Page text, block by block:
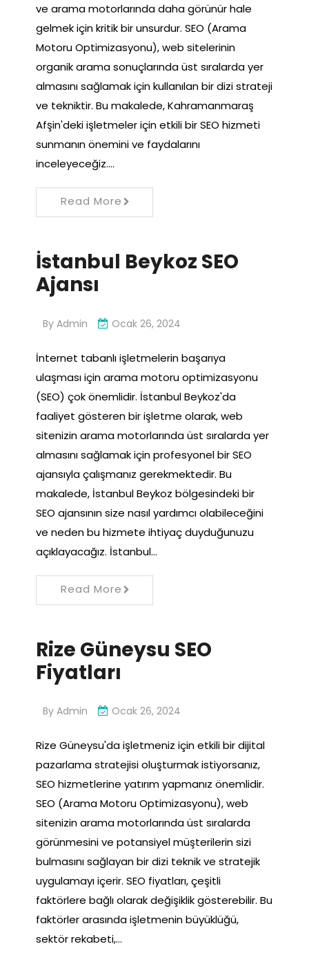
ve arama motorlarında daha görünür hale
gelmek için kritik bir unsurdur. SEO (Arama
Motoru Optimizasyonu), web sitelerinin
organik arama sonuçlarında üst sıralarda yer
almasını sağlamak için kullanılan bir dizi strateji
ve tekniktir. Bu makalede, Kahramanmaraş
Afşin'deki işletmeler için etkili bir SEO hizmeti
sunmanın önemini ve faydalarını
inceleyeceğiz.…
Read More
İstanbul Beykoz SEO
Ajansı
By Admin Ocak 26, 2024
İnternet tabanlı işletmelerin başarıya
ulaşması için arama motoru optimizasyonu
(SEO) çok önemlidir. İstanbul Beykoz'da
faaliyet gösteren bir işletme olarak, web
sitenizin arama motorlarında üst sıralarda yer
almasını sağlamak için profesyonel bir SEO
ajansıyla çalışmanız gerekmektedir. Bu
makalede, İstanbul Beykoz bölgesindeki bir
SEO ajansının size nasıl yardımcı olabileceğini
ve neden bu hizmete ihtiyaç duyduğunuzu
açıklayacağız. İstanbul…
Read More
Rize Güneysu SEO
Fiyatları
By Admin Ocak 26, 2024
Rize Güneysu'da işletmeniz için etkili bir dijital
pazarlama stratejisi oluşturmak istiyorsanız,
SEO hizmetlerine yatırım yapmanız önemlidir.
SEO (Arama Motoru Optimizasyonu), web
sitenizin arama motorlarında üst sıralarda
görünmesini ve potansiyel müşterilerin sizi
bulmasını sağlayan bir dizi teknik ve stratejik
uygulamayı içerir. SEO fiyatları, çeşitli
faktörlere bağlı olarak değişiklik gösterebilir. Bu
faktörler arasında işletmenin büyüklüğü,
sektör rekabeti,…